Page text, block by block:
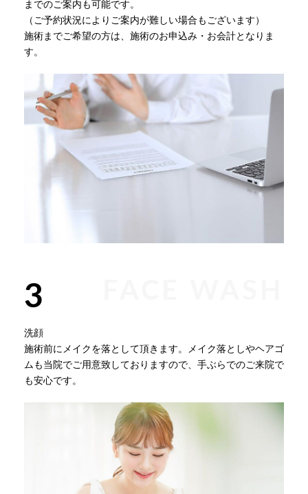
までのご案内も可能です。
（ご予約状況によりご案内が難しい場合もございます）
施術までご希望の方は、施術のお申込み・お会計となりま
す。
3
洗顔
施術前にメイクを落として頂きます。メイク落としやヘアゴ
ムも当院でご用意致しておりますので、手ぶらでのご来院で
も安心です。